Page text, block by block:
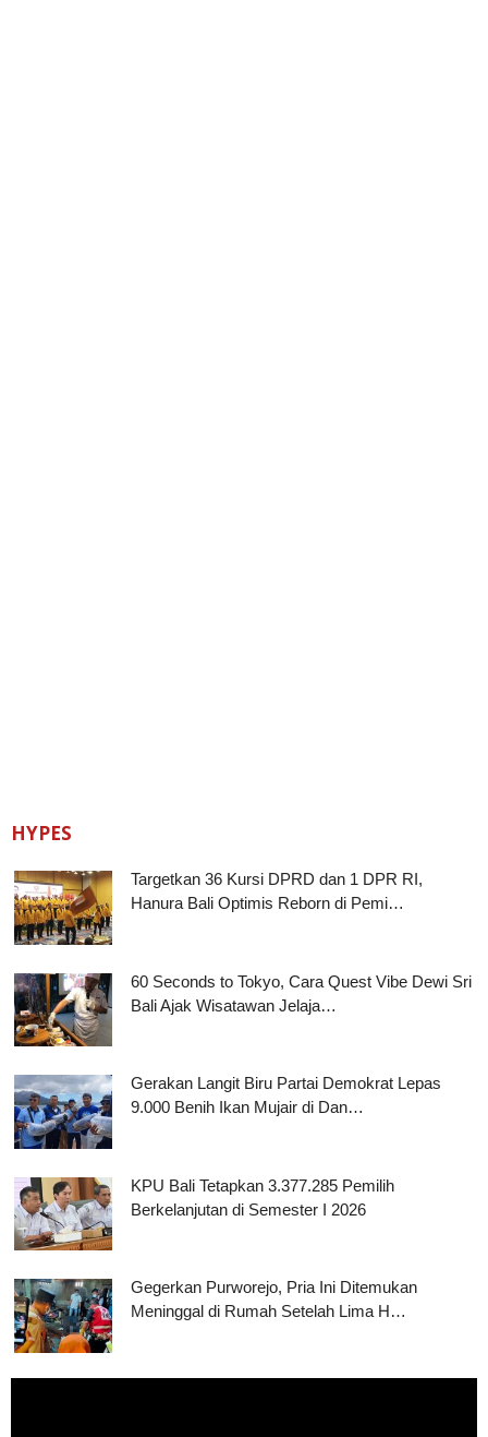
HYPES
Targetkan 36 Kursi DPRD dan 1 DPR RI,
Hanura Bali Optimis Reborn di Pemi…
60 Seconds to Tokyo, Cara Quest Vibe Dewi Sri
Bali Ajak Wisatawan Jelaja…
Gerakan Langit Biru Partai Demokrat Lepas
9.000 Benih Ikan Mujair di Dan…
KPU Bali Tetapkan 3.377.285 Pemilih
Berkelanjutan di Semester I 2026
Gegerkan Purworejo, Pria Ini Ditemukan
Meninggal di Rumah Setelah Lima H…